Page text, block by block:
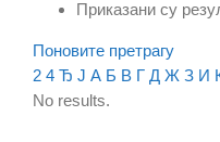
Приказани су
Поновите претрагу
2 4 Ђ Ј А Б В Г Д Ж З И
No results.